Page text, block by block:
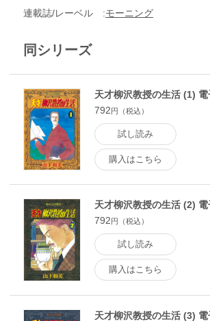
連載誌/レーベル
モーニング
同シリーズ
天才柳沢教授の生活 (1) 電
792円（税込）
試し読み
購入はこちら
天才柳沢教授の生活 (2) 電
792 円（税込）
試し読み
購入はこちら
天才柳沢教授の生活 (3) 電